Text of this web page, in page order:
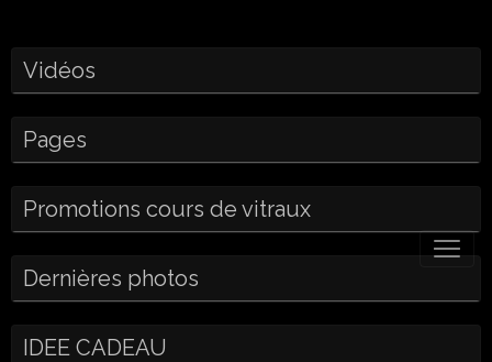
Vidéos
Pages
Promotions cours de vitraux
Dernières photos
IDEE CADEAU